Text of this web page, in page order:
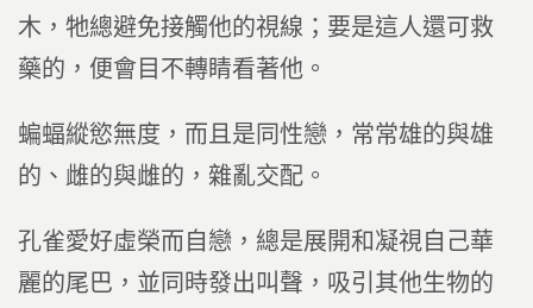
木，牠總避免接觸他的視線；要是這人還可救
藥的，便會目不轉睛看著他。
蝙蝠縱慾無度，而且是同性戀，常常雄的與雄
的、雌的與雌的，雜亂交配。
孔雀愛好虛榮而自戀，總是展開和凝視自己華
麗的尾巴，並同時發出叫聲，吸引其他生物的